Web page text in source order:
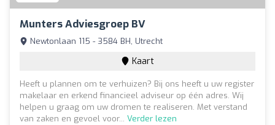
Munters Adviesgroep BV
Newtonlaan 115 - 3584 BH, Utrecht
Kaart
Heeft u plannen om te verhuizen? Bij ons heeft u uw register
makelaar en erkend financieel adviseur op één adres. Wij
helpen u graag om uw dromen te realiseren. Met verstand
van zaken en gevoel voor... Verder lezen